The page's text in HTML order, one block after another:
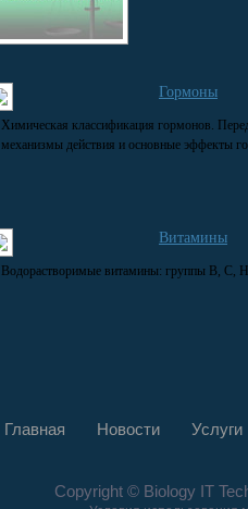
Гормоны
Химическая классификация гормонов.
механизмы действия и основные эффекты
Витамины
Водорастворимые витамины: группы В, С,
Главная Новости Услуги
Copyright © Biology IT